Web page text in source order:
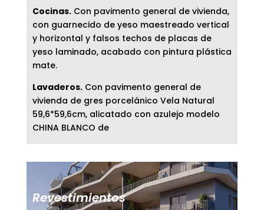
Cocinas.Con pavimento general de vivienda,
con guarnecido de yeso maestreado vertical
y horizontal y falsos techos de placas de
yeso laminado, acabado con pintura plástica
mate.
Lavaderos.Con pavimento general de
vivienda de gres porcelánico Vela Natural
59,6*59,6cm, alicatado con azulejo modelo
CHINA BLANCO de
Revestimientos